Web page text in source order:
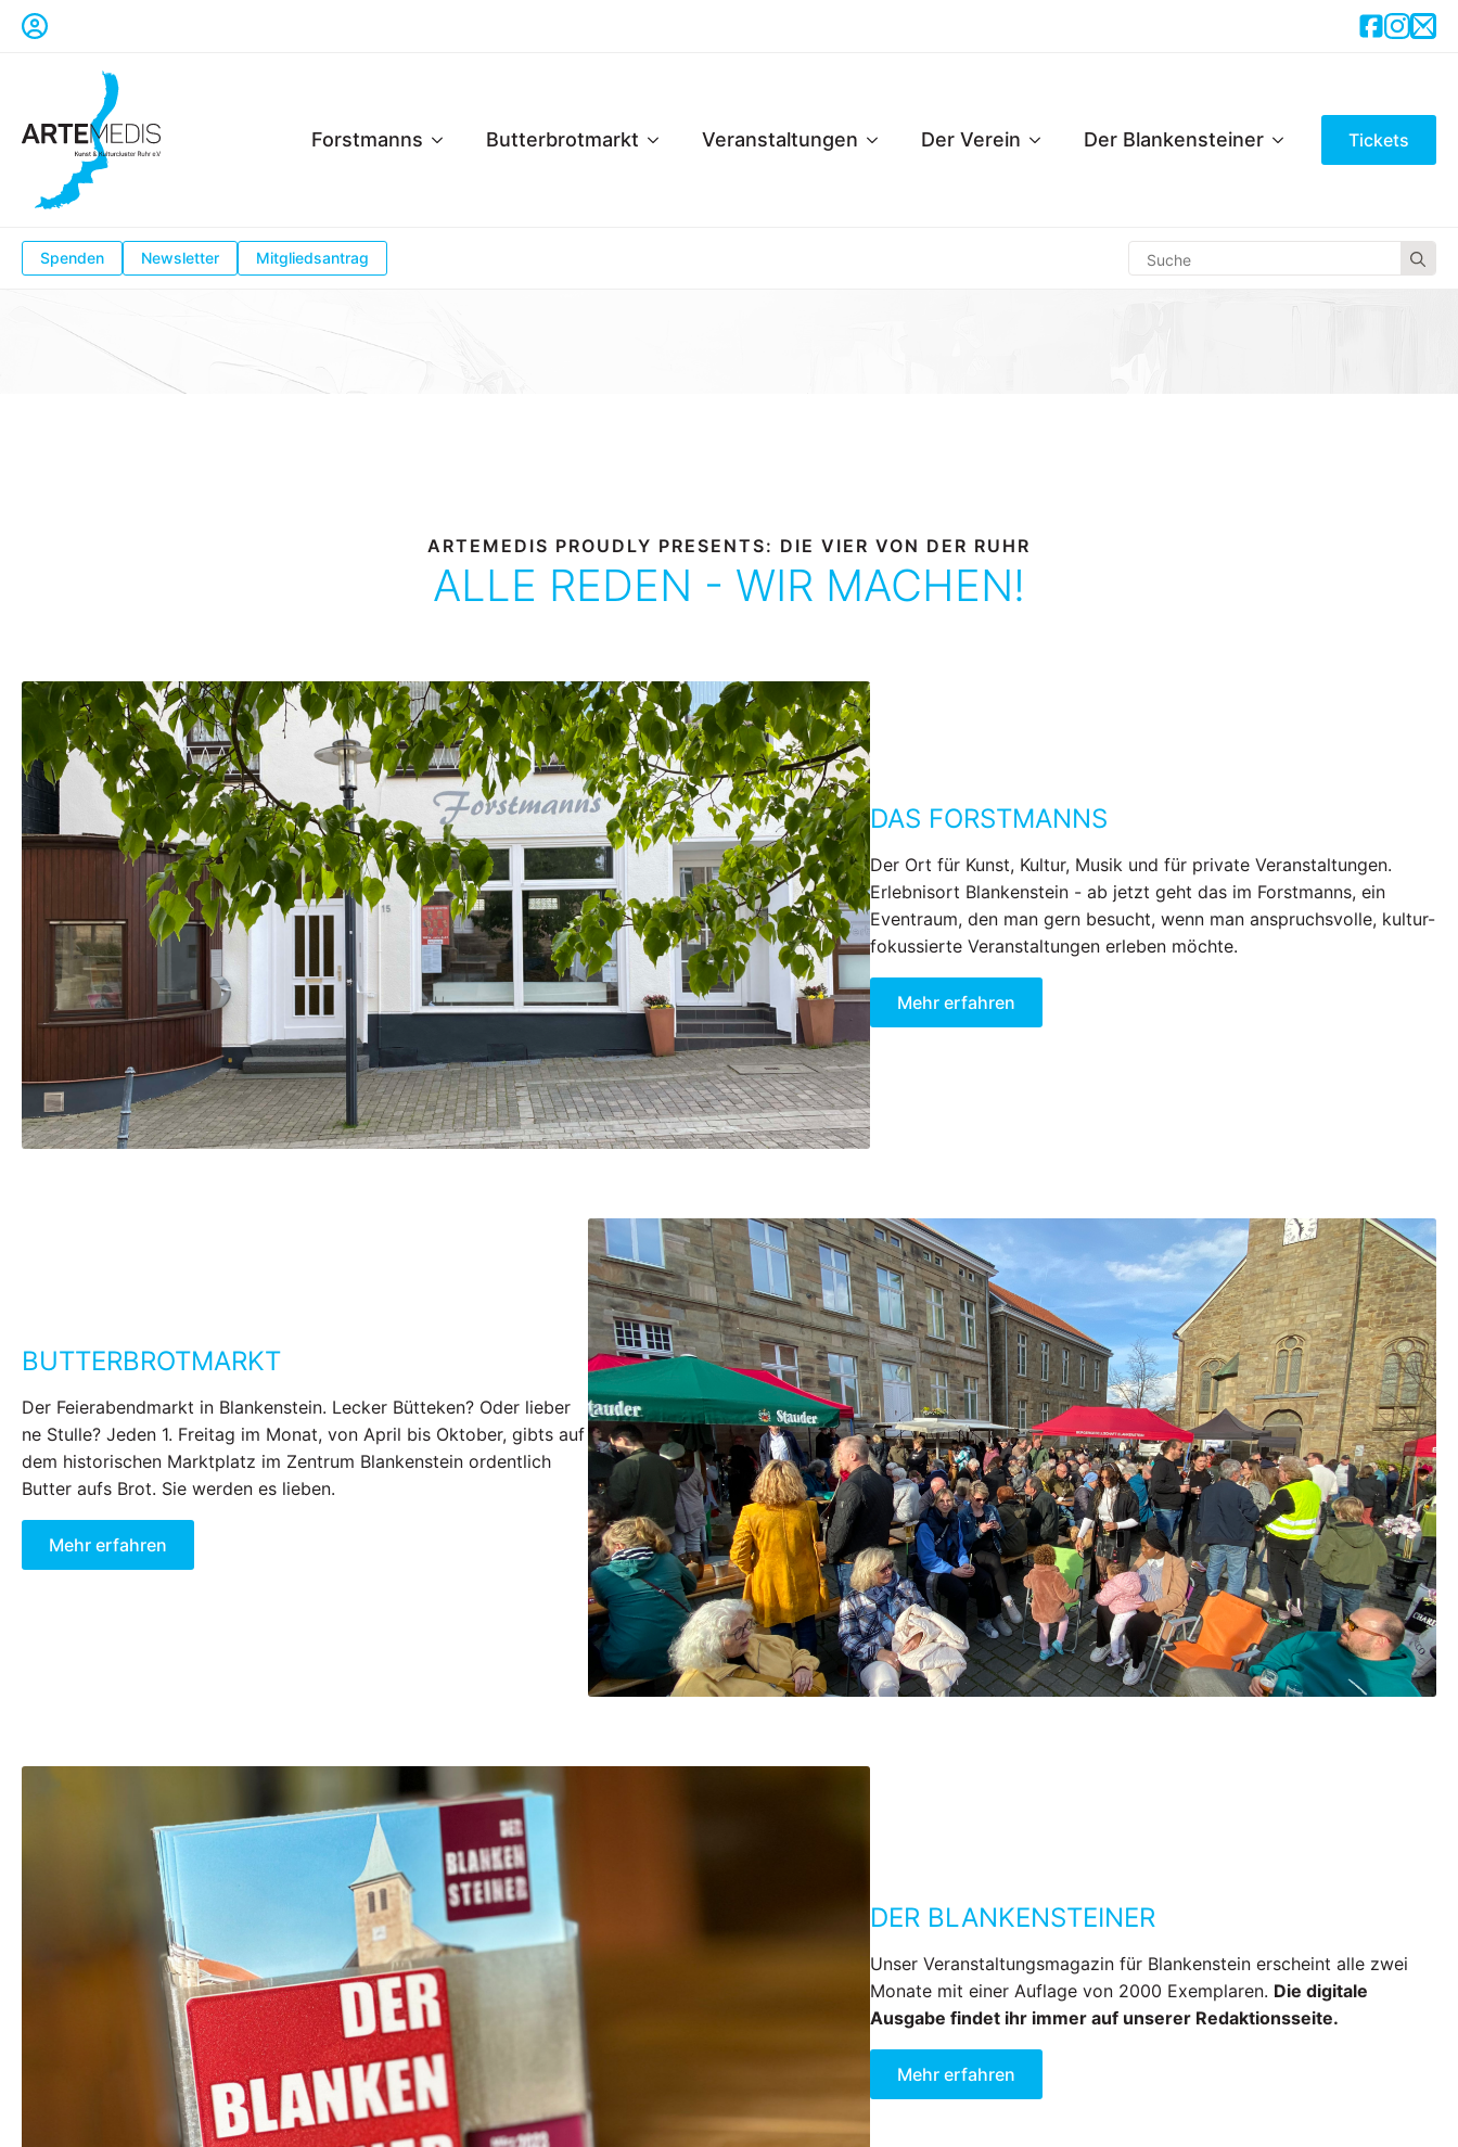
Forstmanns Butterbrotmarkt Veranstaltungen Der Verein Der Blankensteiner Tickets
Spenden Newsletter Mitgliedsantrag
ARTEMEDIS PROUDLY PRESENTS: DIE VIER VON DER RUHR
ALLE REDEN - WIR MACHEN!
DAS FORSTMANNS
Der Ort für Kunst, Kultur, Musik und für private Veranstaltungen.
Erlebnisort Blankenstein - ab jetzt geht das im Forstmanns, ein
Eventraum, den man gern besucht, wenn man anspruchsvolle, kultur-
fokussierte Veranstaltungen erleben möchte.
Mehr erfahren
BUTTERBROTMARKT
Der Feierabendmarkt in Blankenstein. Lecker Bütteken? Oder lieber
ne Stulle? Jeden 1. Freitag im Monat, von April bis Oktober, gibts auf
dem historischen Marktplatz im Zentrum Blankenstein ordentlich
Butter aufs Brot. Sie werden es lieben.
Mehr erfahren
DER BLANKENSTEINER
Unser Veranstaltungsmagazin für Blankenstein erscheint alle zwei
Monate mit einer Auflage von 2000 Exemplaren. Die digitale
Ausgabe findet ihr immer auf unserer Redaktionsseite.
Mehr erfahren